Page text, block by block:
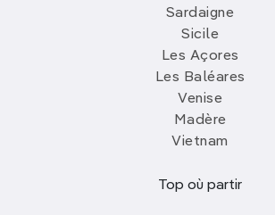
Sardaigne
Sicile
Les Açores
Les Baléares
Venise
Madère
Vietnam
Top où partir